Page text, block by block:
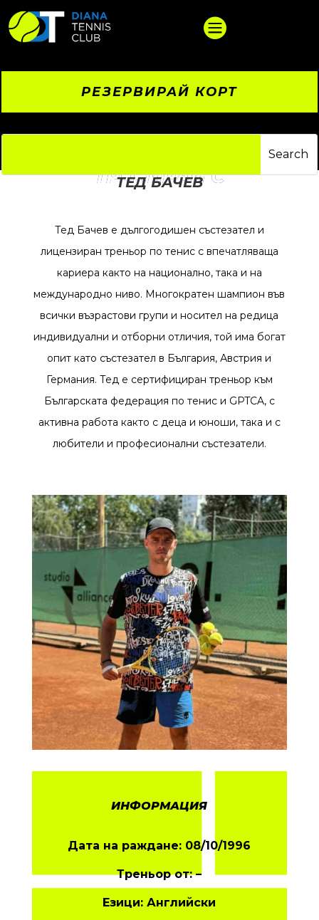

РЕЗЕРВИРАЙ КОРТ
ТРЕНИРАЙ С
ТЕД БАЧЕВ
Тед Бачев е дългогодишен състезател и
лицензиран треньор по тенис с впечатляваща
кариера както на национално, така и на
международно ниво. Многократен шампион във
всички възрастови групи и носител на редица
индивидуални и отборни отличия, той има богат
опит като състезател в България, Австрия и
Германия. Тед е сертифициран треньор към
Българската федерация по тенис и GPTCA, с
активна работа както с деца и юноши, така и с
любители и професионални състезатели.
ИНФОРМАЦИЯ
Дата на раждане: 08/10/1996
Треньор от:–
Езици: Английски